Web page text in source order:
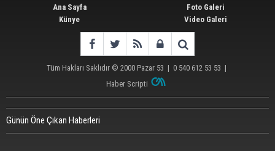
Ana Sayfa
Künye
Foto Galeri
Video Galeri
Tüm Hakları Saklıdır © 2000 Pazar 53 | 0 540 612 53 53 |
Haber Scripti
Günün Öne Çıkan Haberleri